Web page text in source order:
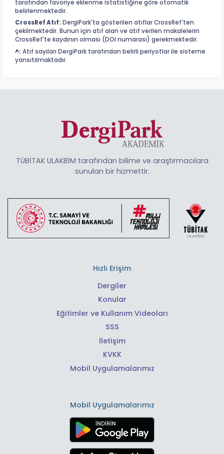
tarafından favoriye eklenme istatistiğine göre otomatik
belirlenmektedir.
CrossRef Atıf: DergiPark'ta gösterilen atıflar CrossRef'ten
çekilmektedir. Bunun için atıf alan ve atıf verilen makalelerin
CrossRef'te kaydının olması (DOI numarası) gerekmektedir.
^: Atıf sayıları DergiPark tarafından belirli periyotlar ile sisteme
yansıtılmaktadır.
TÜBİTAK ULAKBİM tarafından bilime ve araştırmacılara
sunulan bir hizmettir.
Hızlı Erişim
Dergiler
Konular
Eğitimler ve Kullanım Videoları
SSS
İletişim
KVKK
Mobil Uygulamalarımız
Mobil Uygulamalarımız